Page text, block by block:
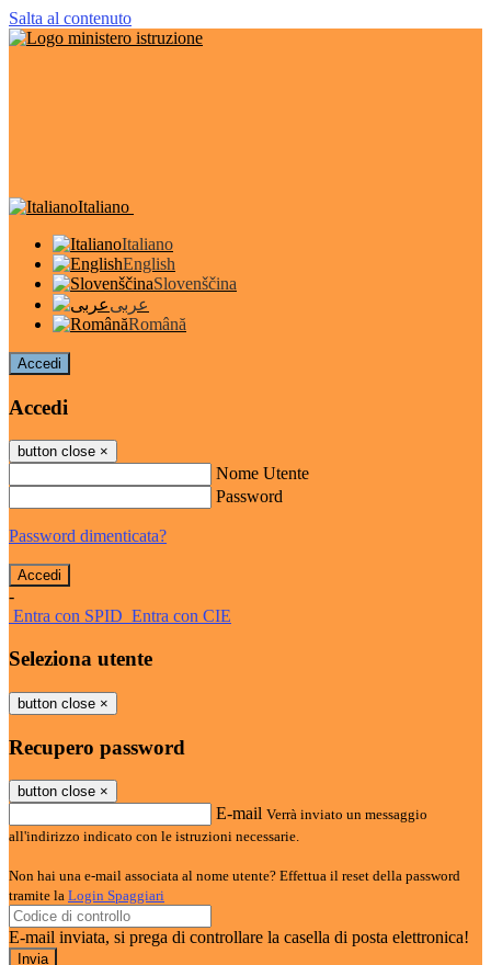
Salta al contenuto
Italiano
Italiano
English
Slovenščina
عربى
Română
Accedi
Accedi
button close ×
Nome Utente
Password
Password dimenticata?
-
Entra con SPID Entra con CIE
Seleziona utente
button close ×
Recupero password
button close ×
E-mail Verrà inviato un messaggio
all'indirizzo indicato con le istruzioni necessarie.
Non hai una e-mail associata al nome utente? Effettua il reset della password
tramite la Login Spaggiari
E-mail inviata, si prega di controllare la casella di posta elettronica!